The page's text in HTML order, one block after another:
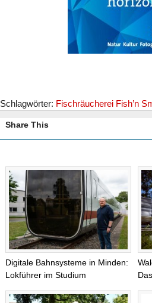
Schlagwörter: Fischräucherei Fish’n
Share This
Digitale Bahnsysteme in Minden:
Lokführer im Studium